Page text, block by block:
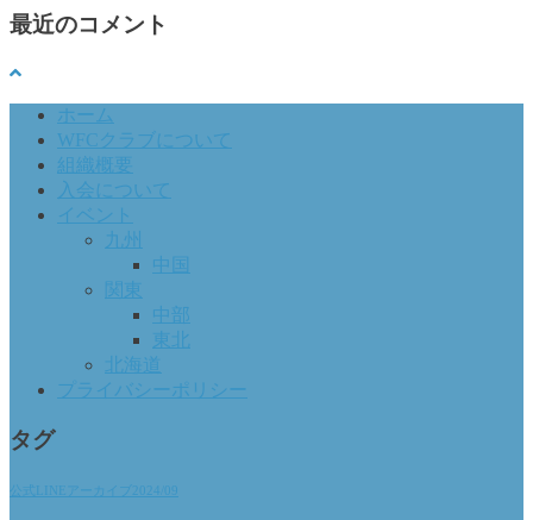
最近のコメント
ホーム
WFCクラブについて
組織概要
入会について
イベント
九州
中国
関東
中部
東北
北海道
プライバシーポリシー
タグ
公式LINEアーカイブ2024/09